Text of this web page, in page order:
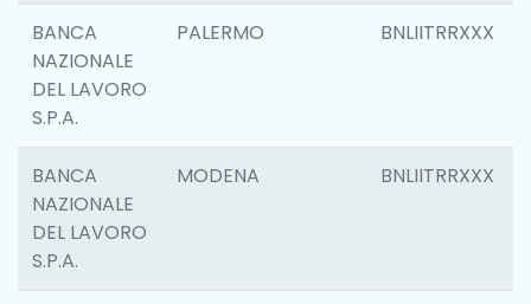
BANCA
NAZIONALE
DEL LAVORO
S.P.A.
PALERMO BNLIITRRXXX
BANCA
NAZIONALE
DEL LAVORO
S.P.A.
MODENA BNLIITRRXXX